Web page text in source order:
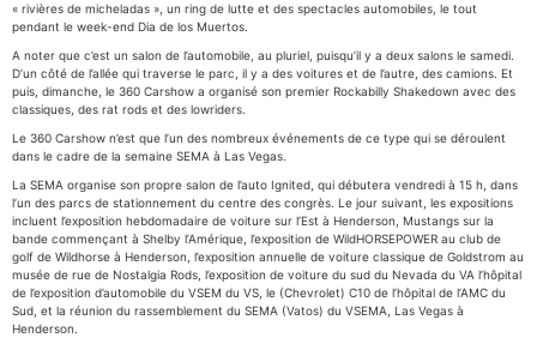
« rivières de micheladas », un ring de lutte et des spectacles automobiles, le tout
pendant le week-end Dia de los Muertos.
A noter que c’est un salon de l’automobile, au pluriel, puisqu’il y a deux salons le samedi.
D’un côté de l’allée qui traverse le parc, il y a des voitures et de l’autre, des camions. Et
puis, dimanche, le 360 Carshow a organisé son premier Rockabilly Shakedown avec des
classiques, des rat rods et des lowriders.
Le 360 Carshow n’est que l’un des nombreux événements de ce type qui se déroulent
dans le cadre de la semaine SEMA à Las Vegas.
La SEMA organise son propre salon de l’auto Ignited, qui débutera vendredi à 15 h, dans
l’un des parcs de stationnement du centre des congrès. Le jour suivant, les expositions
incluent l’exposition hebdomadaire de voiture sur l’Est à Henderson, Mustangs sur la
bande commençant à Shelby l’Amérique, l’exposition de WildHORSEPOWER au club de
golf de Wildhorse à Henderson, l’exposition annuelle de voiture classique de Goldstrom au
musée de rue de Nostalgia Rods, l’exposition de voiture du sud du Nevada du VA l’hôpital
de l’exposition d’automobile du VSEM du VS, le (Chevrolet) C10 de l’hôpital de l’AMC du
Sud, et la réunion du rassemblement du SEMA (Vatos) du VSEMA, Las Vegas à
Henderson.